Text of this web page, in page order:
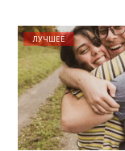
ЛУЧШЕЕ